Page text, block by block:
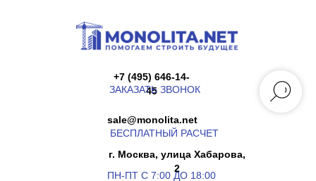
г. Москва, улица Хабарова,
ПН-ПТ С 7:00 ДО 18:00
45
ЗАКАЗАТЬ ЗВОНОК
БЕСПЛАТНЫЙ РАСЧЕТ